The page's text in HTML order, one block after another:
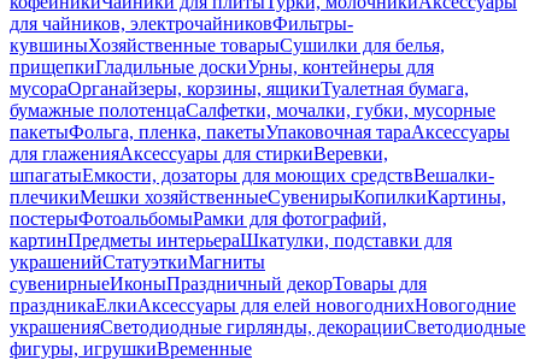
для чайников, электрочайниковФильтры-
кувшиныХозяйственные товарыСушилки для белья,
прищепкиГладильные доскиУрны, контейнеры для
мусораОрганайзеры, корзины, ящикиТуалетная бумага,
бумажные полотенцаСалфетки, мочалки, губки, мусорные
пакетыФольга, пленка, пакетыУпаковочная тараАксессуары
для глаженияАксессуары для стиркиВеревки,
шпагатыЕмкости, дозаторы для моющих средствВешалки-
плечикиМешки хозяйственныеСувенирыКопилкиКартины,
постерыФотоальбомыРамки для фотографий,
картинПредметы интерьераШкатулки, подставки для
украшенийСтатуэткиМагниты
сувенирныеИконыПраздничный декорТовары для
праздникаЕлкиАксессуары для елей новогоднихНовогодние
украшенияСветодиодные гирлянды, декорацииСветодиодные
фигуры, игрушкиВременные